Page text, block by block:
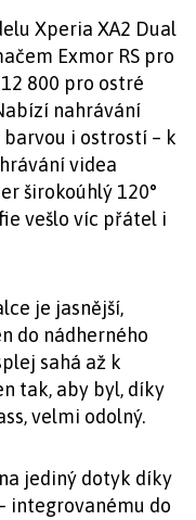
Xperia XA2 Dual
Exmor RS pro
800 pro ostré
nahrávání
i ostrostí – k
videa
širokoúhlý 120°
vešlo víc přátel i
je jasnější,
do nádherného
sahá až k
tak, aby byl, díky
velmi odolný.
jediný dotyk díky
integrovanému do